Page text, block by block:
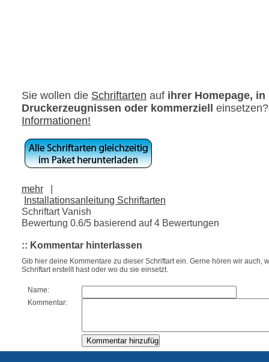
Sie wollen die Schriftarten auf ihrer Homepage, in
Druckerzeugnissen oder kommerziell
Informationen!
mehr
|
Installationsanleitung Schriftarten
Schriftart Vanish
Bewertung 0.6/5 basierend auf4 Bewertungen
:: Kommentar hinterlassen
Gib hier deine Kommentare zu dieser Schriftart ein. Gerne hören wir auch,
Schriftart erstellt hast oder wo du sie einsetzt.
Name:
Kommentar: